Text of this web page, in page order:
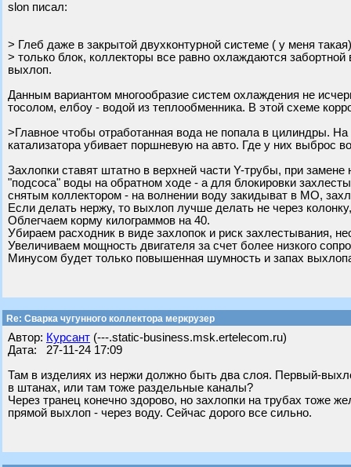
slon писал:
> Глеб даже в закрытой двухконтурной системе ( у меня
> только блок, коллекторы все равно охлаждаются
выхлоп.
Данным вариантом многообразие систем охлаждения не
тосолом, елбоу - водой из теплообменника. В этой схеме
>Главное чтобы отработанная вода не попала в цилиндры.
катализатора убивает поршневую на авто. Где у них выброс
Захлопки ставят штатно в верхней части Y-трубы, при
"подсоса" воды на обратном ходе - а для блокировки
снятым коллектором - на волнении воду закидыват в МО,
Если делать нержу, то выхлоп лучше делать не через
Облегчаем корму килограммов на 40.
Убираем расходник в виде захлопок и риск захлестывания,
Увеличиваем мощность двигателя за счет более низкого
Минусом будет только повышенная шумность и запах
Re: Сварка чугунного коллектора меркрузер
Автор: Курсант (---.static-business.msk.ertelecom.ru)
Дата: 27-11-24 17:09
Там в изделиях из нержи должно быть два слоя. Первый-
в штанах, или там тоже раздельные каналы?
Через транец конечно здорово, но захлопки на трубах тоже
прямой выхлоп - через воду. Сейчас дорого все сильно.